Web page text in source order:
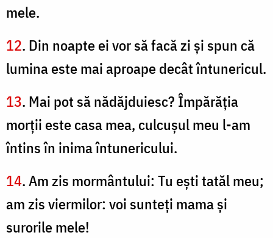
mele.
12. Din noapte ei vor să facă zi şi spun că
lumina este mai aproape decât întunericul.
13. Mai pot să nădăjduiesc? Împărăţia
morţii este casa mea, culcuşul meu l-am
întins în inima întunericului.
14. Am zis mormântului: Tu eşti tatăl meu;
am zis viermilor: voi sunteţi mama şi
surorile mele!